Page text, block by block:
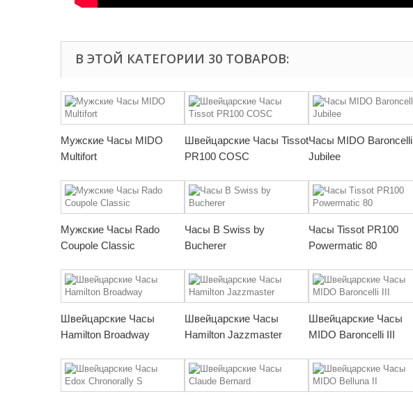
В ЭТОЙ КАТЕГОРИИ 30 ТОВАРОВ:
Мужские Часы MIDO
Multifort
Швейцарские Часы Tissot
PR100 COSC
Часы MIDO Baroncelli
Jubilee
Мужские Часы Rado
Coupole Classic
Часы B Swiss by
Bucherer
Часы Tissot PR100
Powermatic 80
Швейцарские Часы
Hamilton Broadway
Швейцарские Часы
Hamilton Jazzmaster
Швейцарские Часы
MIDO Baroncelli III